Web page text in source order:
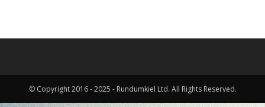
© Copyright 2016 - 2025 - Rundumkiel Ltd. All Rights Reserved.